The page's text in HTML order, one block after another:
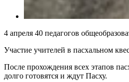
4 апреля 40 педагогов
Участие учителей в пасхальном
После прохождения всех этапов
долго готовятся и ждут Пасху.